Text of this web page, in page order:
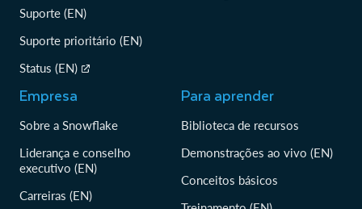
Suporte (EN)
Suporte prioritário (EN)
Status (EN)
Empresa
Sobre a Snowflake
Liderança e conselho
executivo (EN)
Carreiras (EN)
Para aprender
Biblioteca de recursos
Demonstrações ao vivo (EN)
Conceitos básicos